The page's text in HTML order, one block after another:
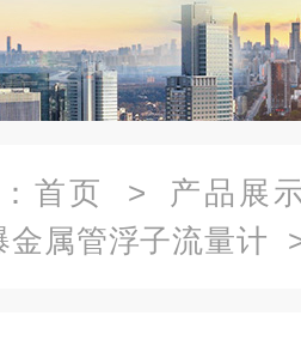
首页 > 产品展
金属管浮子流量计